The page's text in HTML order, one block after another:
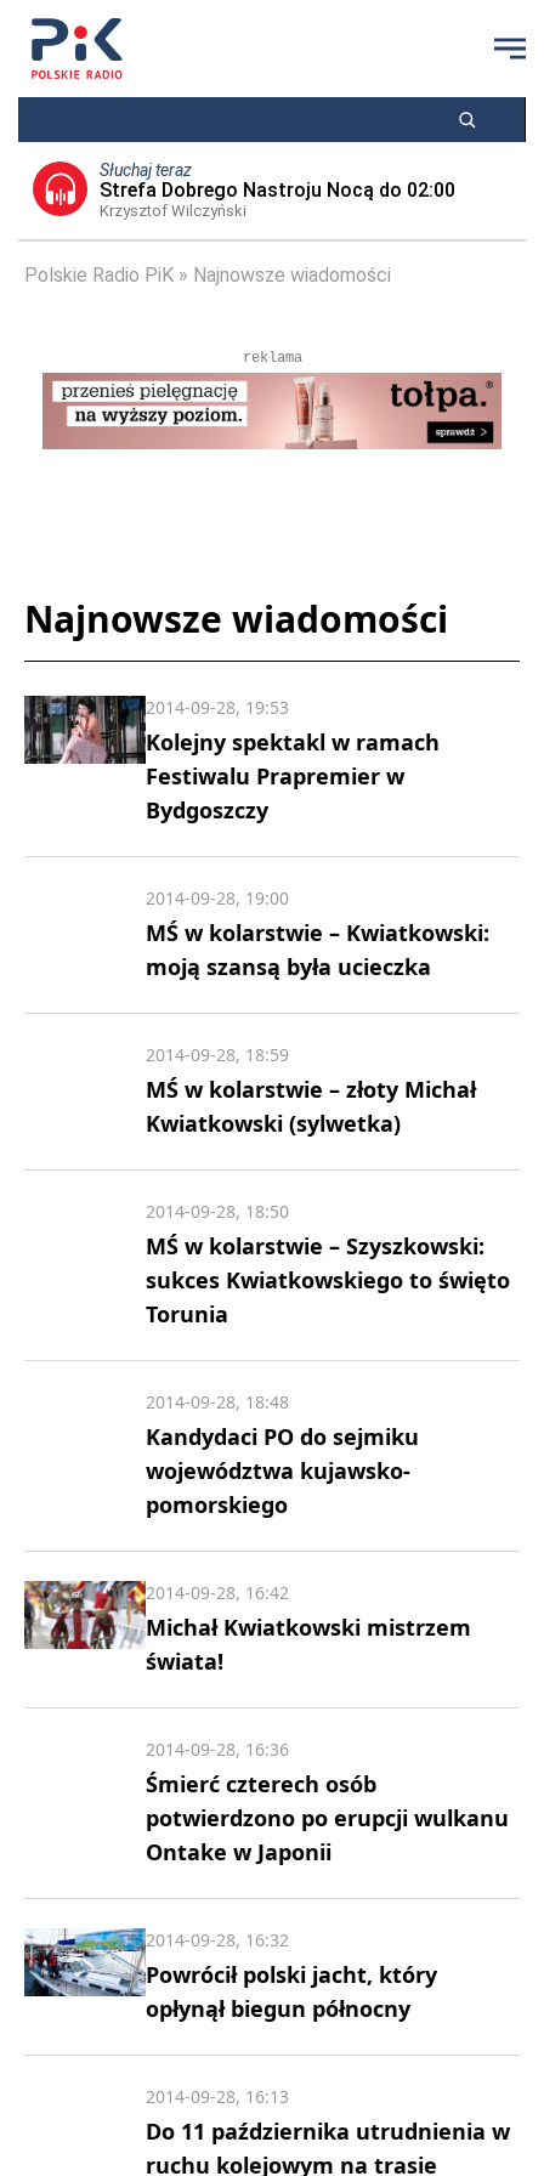
Słuchaj teraz
Strefa Dobrego Nastroju Nocą do 02:00
Krzysztof Wilczyński
Polskie Radio PiK Najnowsze wiadomości
reklama
Najnowsze wiadomości
Kolejny spektakl w ramach
Festiwalu Prapremier w
Bydgoszczy
2014-09-28, 19:53
MŚ w kolarstwie – Kwiatkowski:
moją szansą była ucieczka
2014-09-28, 19:00
MŚ w kolarstwie – złoty Michał
Kwiatkowski (sylwetka)
2014-09-28, 18:59
MŚ w kolarstwie – Szyszkowski:
sukces Kwiatkowskiego to święto
Torunia
2014-09-28, 18:50
Kandydaci PO do sejmiku
województwa kujawsko-
pomorskiego
2014-09-28, 18:48
Michał Kwiatkowski mistrzem
świata!
2014-09-28, 16:42
Śmierć czterech osób
potwierdzono po erupcji wulkanu
Ontake w Japonii
2014-09-28, 16:36
Powrócił polski jacht, który
opłynął biegun północny
2014-09-28, 16:32
Do 11 października utrudnienia w
ruchu kolejowym na trasie
2014-09-28, 16:13